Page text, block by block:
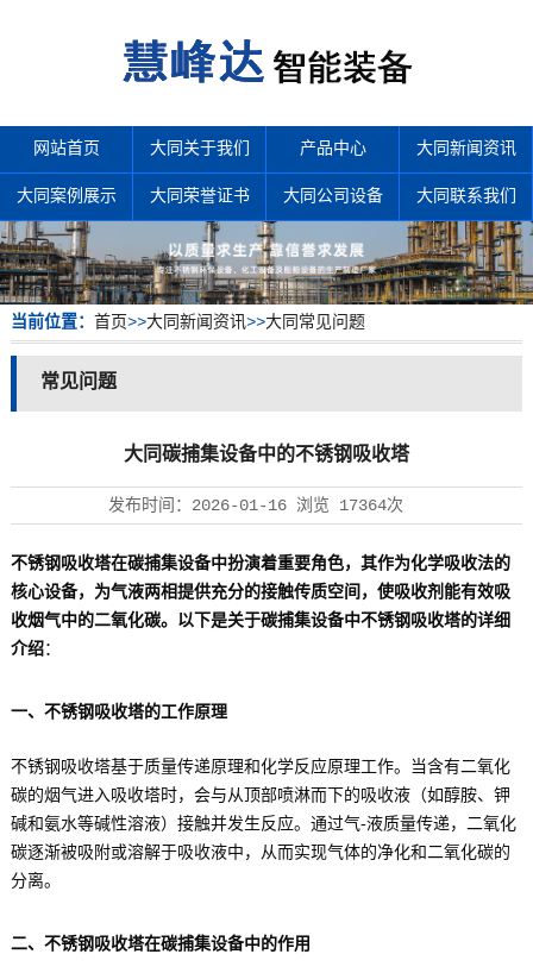
网站首页 大同关于我们 产品中心 大同新闻资讯
大同案例展示 大同荣誉证书 大同公司设备 大同联系我们
当前位置： 首页>>大同新闻资讯>>大同常见问题
常见问题
大同碳捕集设备中的不锈钢吸收塔
发布时间： 2026-01-16浏览 17364次
不锈钢吸收塔在碳捕集设备中扮演着重要角色，其作为化学吸收法的
核心设备，为气液两相提供充分的接触传质空间，使吸收剂能有效吸
收烟气中的二氧化碳。以下是关于碳捕集设备中不锈钢吸收塔的详细
介绍：
一、不锈钢吸收塔的工作原理
不锈钢吸收塔基于质量传递原理和化学反应原理工作。当含有二氧化
碳的烟气进入吸收塔时，会与从顶部喷淋而下的吸收液（如醇胺、钾
碱和氨水等碱性溶液）接触并发生反应。通过气-液质量传递，二氧化
碳逐渐被吸附或溶解于吸收液中，从而实现气体的净化和二氧化碳的
分离。
二、不锈钢吸收塔在碳捕集设备中的作用